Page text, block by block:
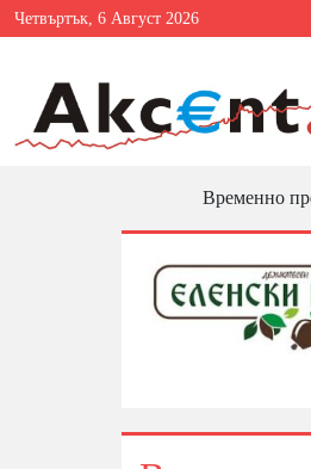
Четвъртък, 6 Август 2026
Временно